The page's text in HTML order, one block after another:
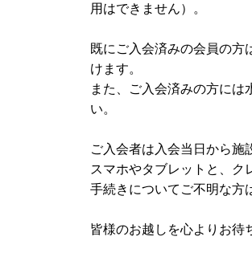
用はできません）。
既にご入会済みの会員の方
けます。
また、ご入会済みの方には
い。
ご入会者は入会当日から施
スマホやタブレットと、ク
手続きについてご不明な方
皆様のお越しを心よりお待